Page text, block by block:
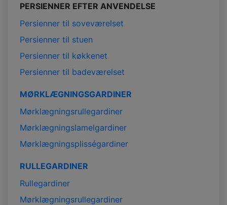
PERSIENNER EFTER ANVENDELSE
Persienner til soveværelset
Persienner til stuen
Persienner til køkkenet
Persienner til badeværelset
MØRKLÆGNINGSGARDINER
Mørklægningsrullegardiner
Mørklægningslamelgardiner
Mørklægningsplisségardiner
RULLEGARDINER
Rullegardiner
Mørklægningsrullegardiner